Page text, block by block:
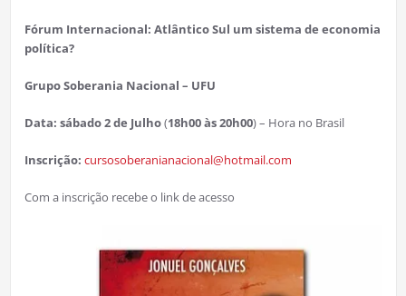
Fórum Internacional: Atlântico Sul um sistema de economia
política?
Grupo Soberania Nacional – UFU
Data: sábado 2 de Julho(18h00 às 20h00) – Hora no Brasil
Inscrição: cursosoberanianacional@hotmail.com
Com a inscrição recebe o link de acesso